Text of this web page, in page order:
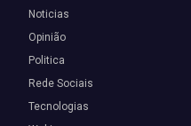
Noticias
Opinião
Politica
Rede Sociais
Tecnologias